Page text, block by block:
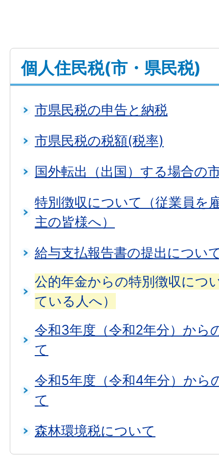
個人住民税(市・県民税)
市県民税の申告と納税
市県民税の税額(税率)
国外転出（出国）する場合の
特別徴収について（従業員を
主の皆様へ）
給与支払報告書の提出につい
公的年金からの特別徴収につ
ている人へ）
令和3年度（令和2年分）から
て
令和5年度（令和4年分）から
て
森林環境税について